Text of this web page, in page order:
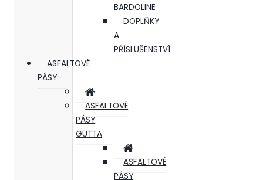
BARDOLINE
DOPLŇKY
A
PŘÍSLUŠENSTVÍ
ASFALTOVÉ
PÁSY
ASFALTOVÉ
PÁSY
GUTTA
ASFALTOVÉ
PÁSY